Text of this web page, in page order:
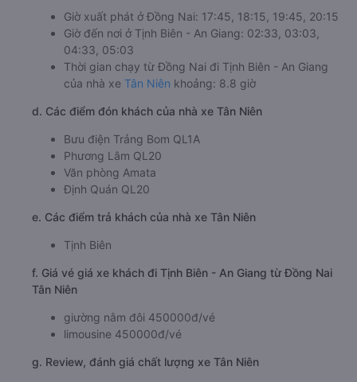
Giờ xuất phát ở Đồng Nai: 17:45, 18:15, 19:45, 20:15
Giờ đến nơi ở Tịnh Biên - An Giang: 02:33, 03:03,
04:33, 05:03
Thời gian chạy từ Đồng Nai đi Tịnh Biên - An Giang
của nhà xe Tân Niên khoảng: 8.8 giờ
d. Các điểm đón khách của nhà xe Tân Niên
Bưu điện Trảng Bom QL1A
Phương Lâm QL20
Văn phòng Amata
Định Quán QL20
e. Các điểm trả khách của nhà xe Tân Niên
Tịnh Biên
f. Giá vé giá xe khách đi Tịnh Biên - An Giang từ Đồng Nai
Tân Niên
giường nằm đôi 450000đ/vé
limousine 450000đ/vé
g. Review, đánh giá chất lượng xe Tân Niên